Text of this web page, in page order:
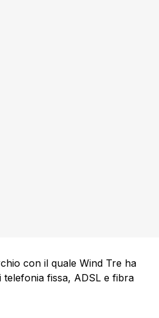
con il quale Wind Tre ha
fissa, ADSL e fibra